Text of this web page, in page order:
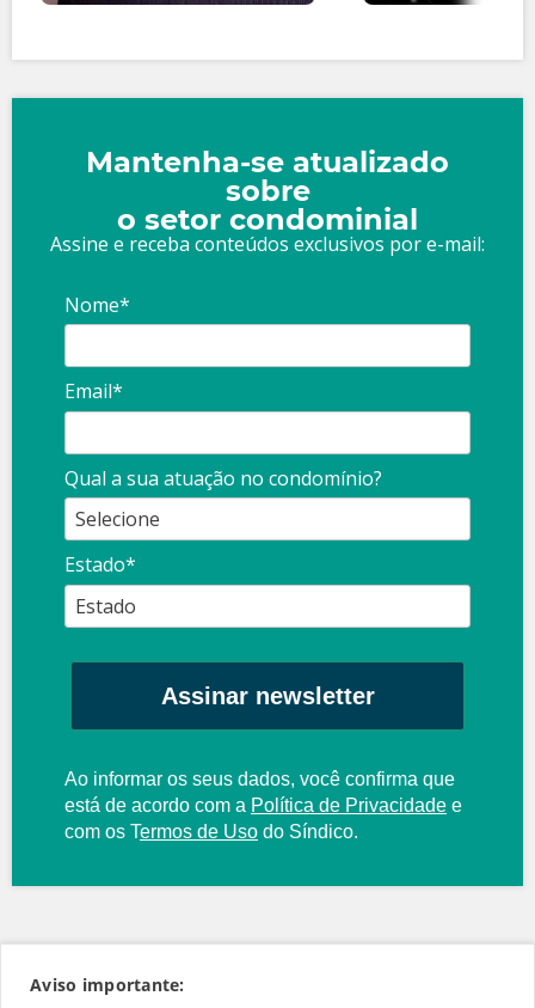
Mantenha-se atualizado
sobre
o setor condominial
Assine e receba conteúdos exclusivos por e-mail:
Nome*
Email*
Qual a sua atuação no condomínio?
Estado*
Assinar newsletter
Ao informar os seus dados, você confirma que
está de acordo com a Política de Privacidade e
com os Termos de Uso do Síndico.
Aviso importante: